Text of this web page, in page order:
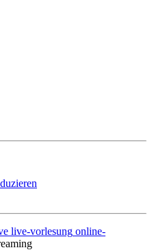
live-vorlesung online-